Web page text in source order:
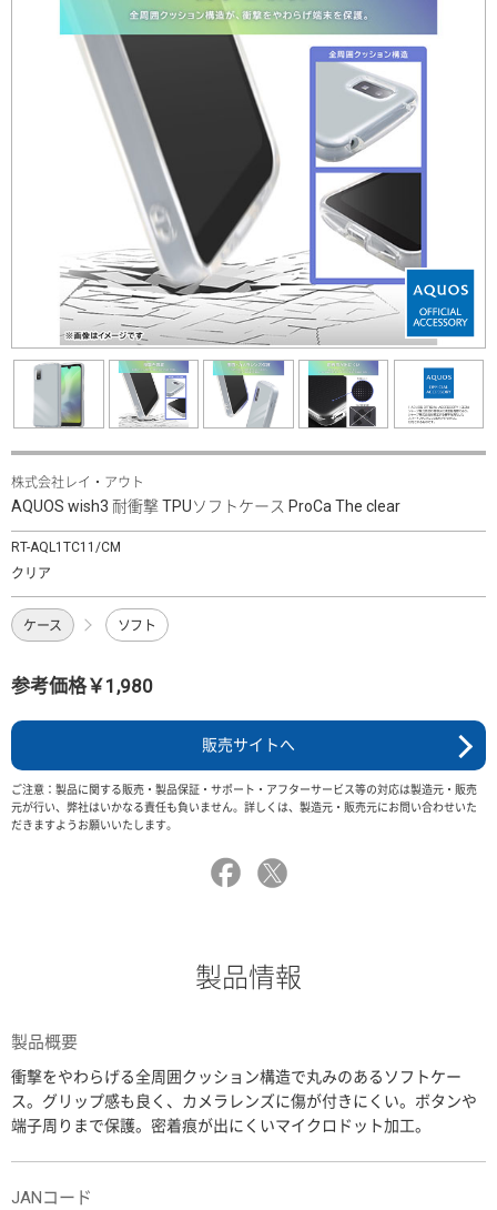
株式会社レイ・アウト
AQUOS wish3 耐衝撃 TPUソフトケース ProCa The clear
RT-AQL1TC11/CM
クリア
ケース ソフト
参考価格￥1,980
販売サイトへ
ご注意：製品に関する販売・製品保証・サポート・アフターサービス等の対応は製造元・販売
元が行い、弊社はいかなる責任も負いません。詳しくは、製造元・販売元にお問い合わせいた
だきますようお願いいたします。
製品情報
製品概要
衝撃をやわらげる全周囲クッション構造で丸みのあるソフトケー
ス。グリップ感も良く、カメラレンズに傷が付きにくい。ボタンや
端子周りまで保護。密着痕が出にくいマイクロドット加工。
JANコード